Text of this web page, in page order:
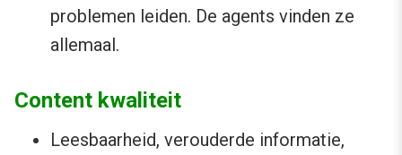
problemen leiden. De agents vinden ze
allemaal.
Content kwaliteit
Leesbaarheid, verouderde informatie,